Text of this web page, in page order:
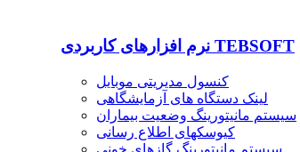
نرم افزارهای کاربردی TEBSOFT
کنسول مدیریتی موبایل
لینک دستگاه های آزمایشگاهی
سیستم مانیتورینگ وضعیت بیماران
کیوسکهای اطلاع رسانی
سیستم مانیتورینگ گازهای خونی